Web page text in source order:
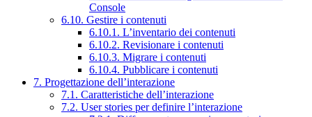
Console
6.10. Gestire i contenuti
6.10.1. L’inventario dei contenuti
6.10.2. Revisionare i contenuti
6.10.3. Migrare i contenuti
6.10.4. Pubblicare i contenuti
7. Progettazione dell’interazione
7.1. Caratteristiche dell’interazione
7.2. User stories per definire l’interazione